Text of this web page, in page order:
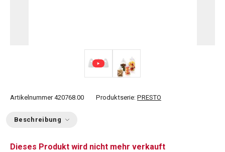
Artikelnummer 420768.00 Produktserie: PRESTO
Beschreibung
Dieses Produkt wird nicht mehr verkauft